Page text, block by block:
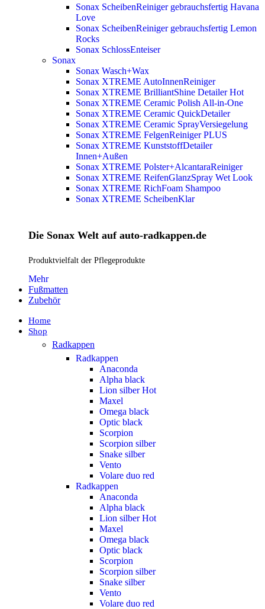
Sonax ScheibenReiniger gebrauchsfertig Havana
Love
Sonax ScheibenReiniger gebrauchsfertig Lemon
Rocks
Sonax SchlossEnteiser
Sonax
Sonax Wasch+Wax
Sonax XTREME AutoInnenReiniger
Sonax XTREME BrilliantShine DetailerHot
Sonax XTREME Ceramic Polish All-in-One
Sonax XTREME Ceramic QuickDetailer
Sonax XTREME Ceramic SprayVersiegelung
Sonax XTREME FelgenReiniger PLUS
Sonax XTREME KunststoffDetailer
Innen+Außen
Sonax XTREME Polster+AlcantaraReiniger
Sonax XTREME ReifenGlanzSpray Wet Look
Sonax XTREME RichFoam Shampoo
Sonax XTREME ScheibenKlar
Die Sonax Welt auf auto-radkappen.de
Produktvielfalt der Pflegeprodukte
Mehr
Fußmatten
Zubehör
Home
Shop
Radkappen
Radkappen
Anaconda
Alpha black
Lion silberHot
Maxel
Omega black
Optic black
Scorpion
Scorpion silber
Snake silber
Vento
Volare duo red
Radkappen
Anaconda
Alpha black
Lion silberHot
Maxel
Omega black
Optic black
Scorpion
Scorpion silber
Snake silber
Vento
Volare duo red